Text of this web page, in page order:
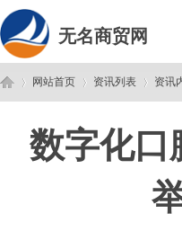
无名商贸网
网站首页
›
资讯列表
›
资讯
数字化口